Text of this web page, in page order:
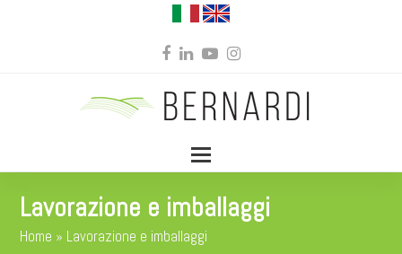
Facebook
LinkedIn
YouTubeInstagram
Lavorazione e imballaggi
Home » Lavorazione e imballaggi